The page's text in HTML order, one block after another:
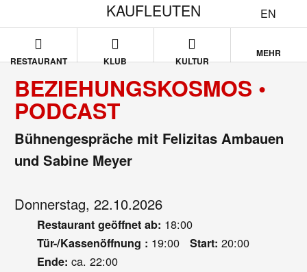
EN
KAUFLEUTEN
RESTAURANT KLUB KULTUR
MEHR
BEZIEHUNGSKOSMOS •
PODCAST
Bühnengespräche mit Felizitas Ambauen
und Sabine Meyer
Donnerstag, 22.10.2026
Restaurant geöffnet ab: 18:00
Tür-/Kassenöffnung : 19:00 Start: 20:00
Ende: ca. 22:00